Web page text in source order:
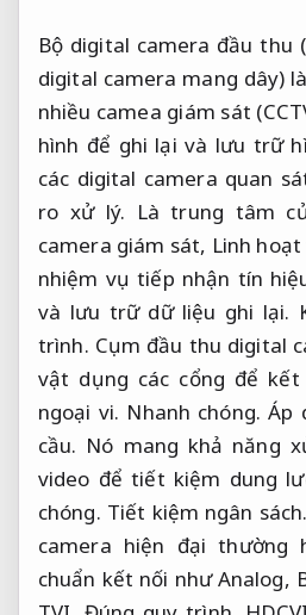
Bộ digital camera đầu thu
digital camera mang dây)
nhiều camea giám sát
hình để ghi lại và lưu trữ
các digital camera quan
ro xử lý. Là trung tâm
camera giám sát, Linh
nhiệm vụ tiếp nhận tín
và lưu trữ dữ liệu ghi lại.
trình. Cụm đầu thu digital
vật dụng các cổng để
ngoại vi. Nhanh chóng. Áp
cầu. Nó mang khả năng
video để tiết kiệm dung
chóng. Tiết kiệm ngân sách.
camera hiện đại
chuẩn kết nối như Analog,